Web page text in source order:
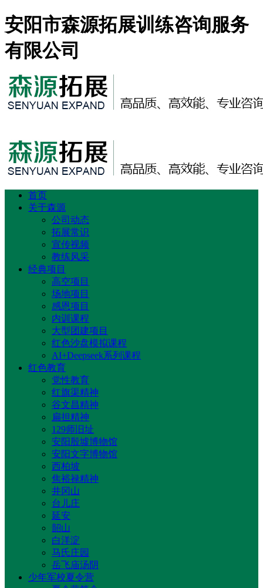
安阳市森源拓展训练咨询服务
有限公司
首页
关于森源
公司动态
拓展常识
宣传视频
教练风采
经典项目
高空项目
场地项目
感恩项目
内训课程
大型团建项目
红色沙盘模拟课程
AI+Deepseek系列课程
红色教育
党性教育
红旗渠精神
谷文昌精神
扁担精神
129师旧址
安阳殷墟博物馆
安阳文字博物馆
西柏坡
焦裕禄精神
井冈山
台儿庄
延安
韶山
白洋淀
马氏庄园
岳飞庙汤阴
少年军校夏令营